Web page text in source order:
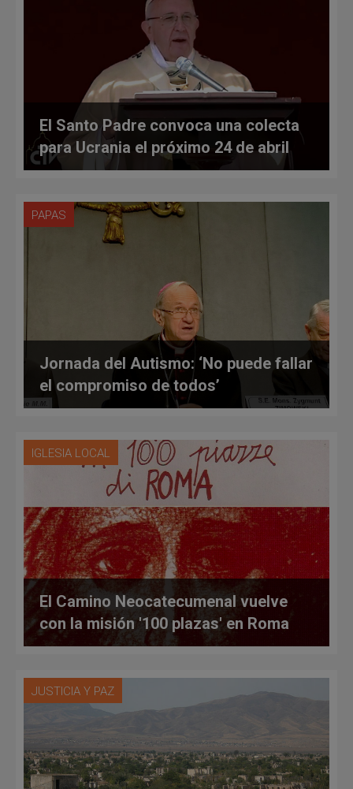
El Santo Padre convoca una colecta
para Ucrania el próximo 24 de abril
PAPAS
Jornada del Autismo: ‘No puede fallar
el compromiso de todos’
IGLESIA LOCAL
El Camino Neocatecumenal vuelve
con la misión '100 plazas' en Roma
JUSTICIA Y PAZ